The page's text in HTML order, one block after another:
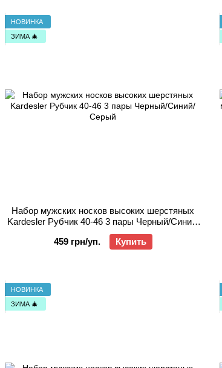
НОВИНКА
ЗИМА 🎄
Набор мужских носков высоких шерстяных
Kardesler Рубчик 40-46 3 пары Черный/Синий/
Серый
459 грн/уп.
Купить
НОВИНКА
ЗИМА 🎄